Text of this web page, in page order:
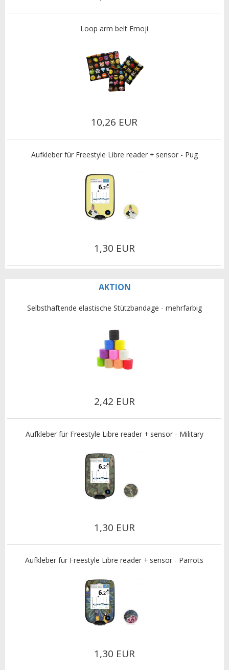
Loop arm belt Emoji
10,26 EUR
Aufkleber für Freestyle Libre reader + sensor - Pug
1,30 EUR
AKTION
Selbsthaftende elastische Stützbandage - mehrfarbig
2,42 EUR
Aufkleber für Freestyle Libre reader + sensor - Military
1,30 EUR
Aufkleber für Freestyle Libre reader + sensor - Parrots
1,30 EUR